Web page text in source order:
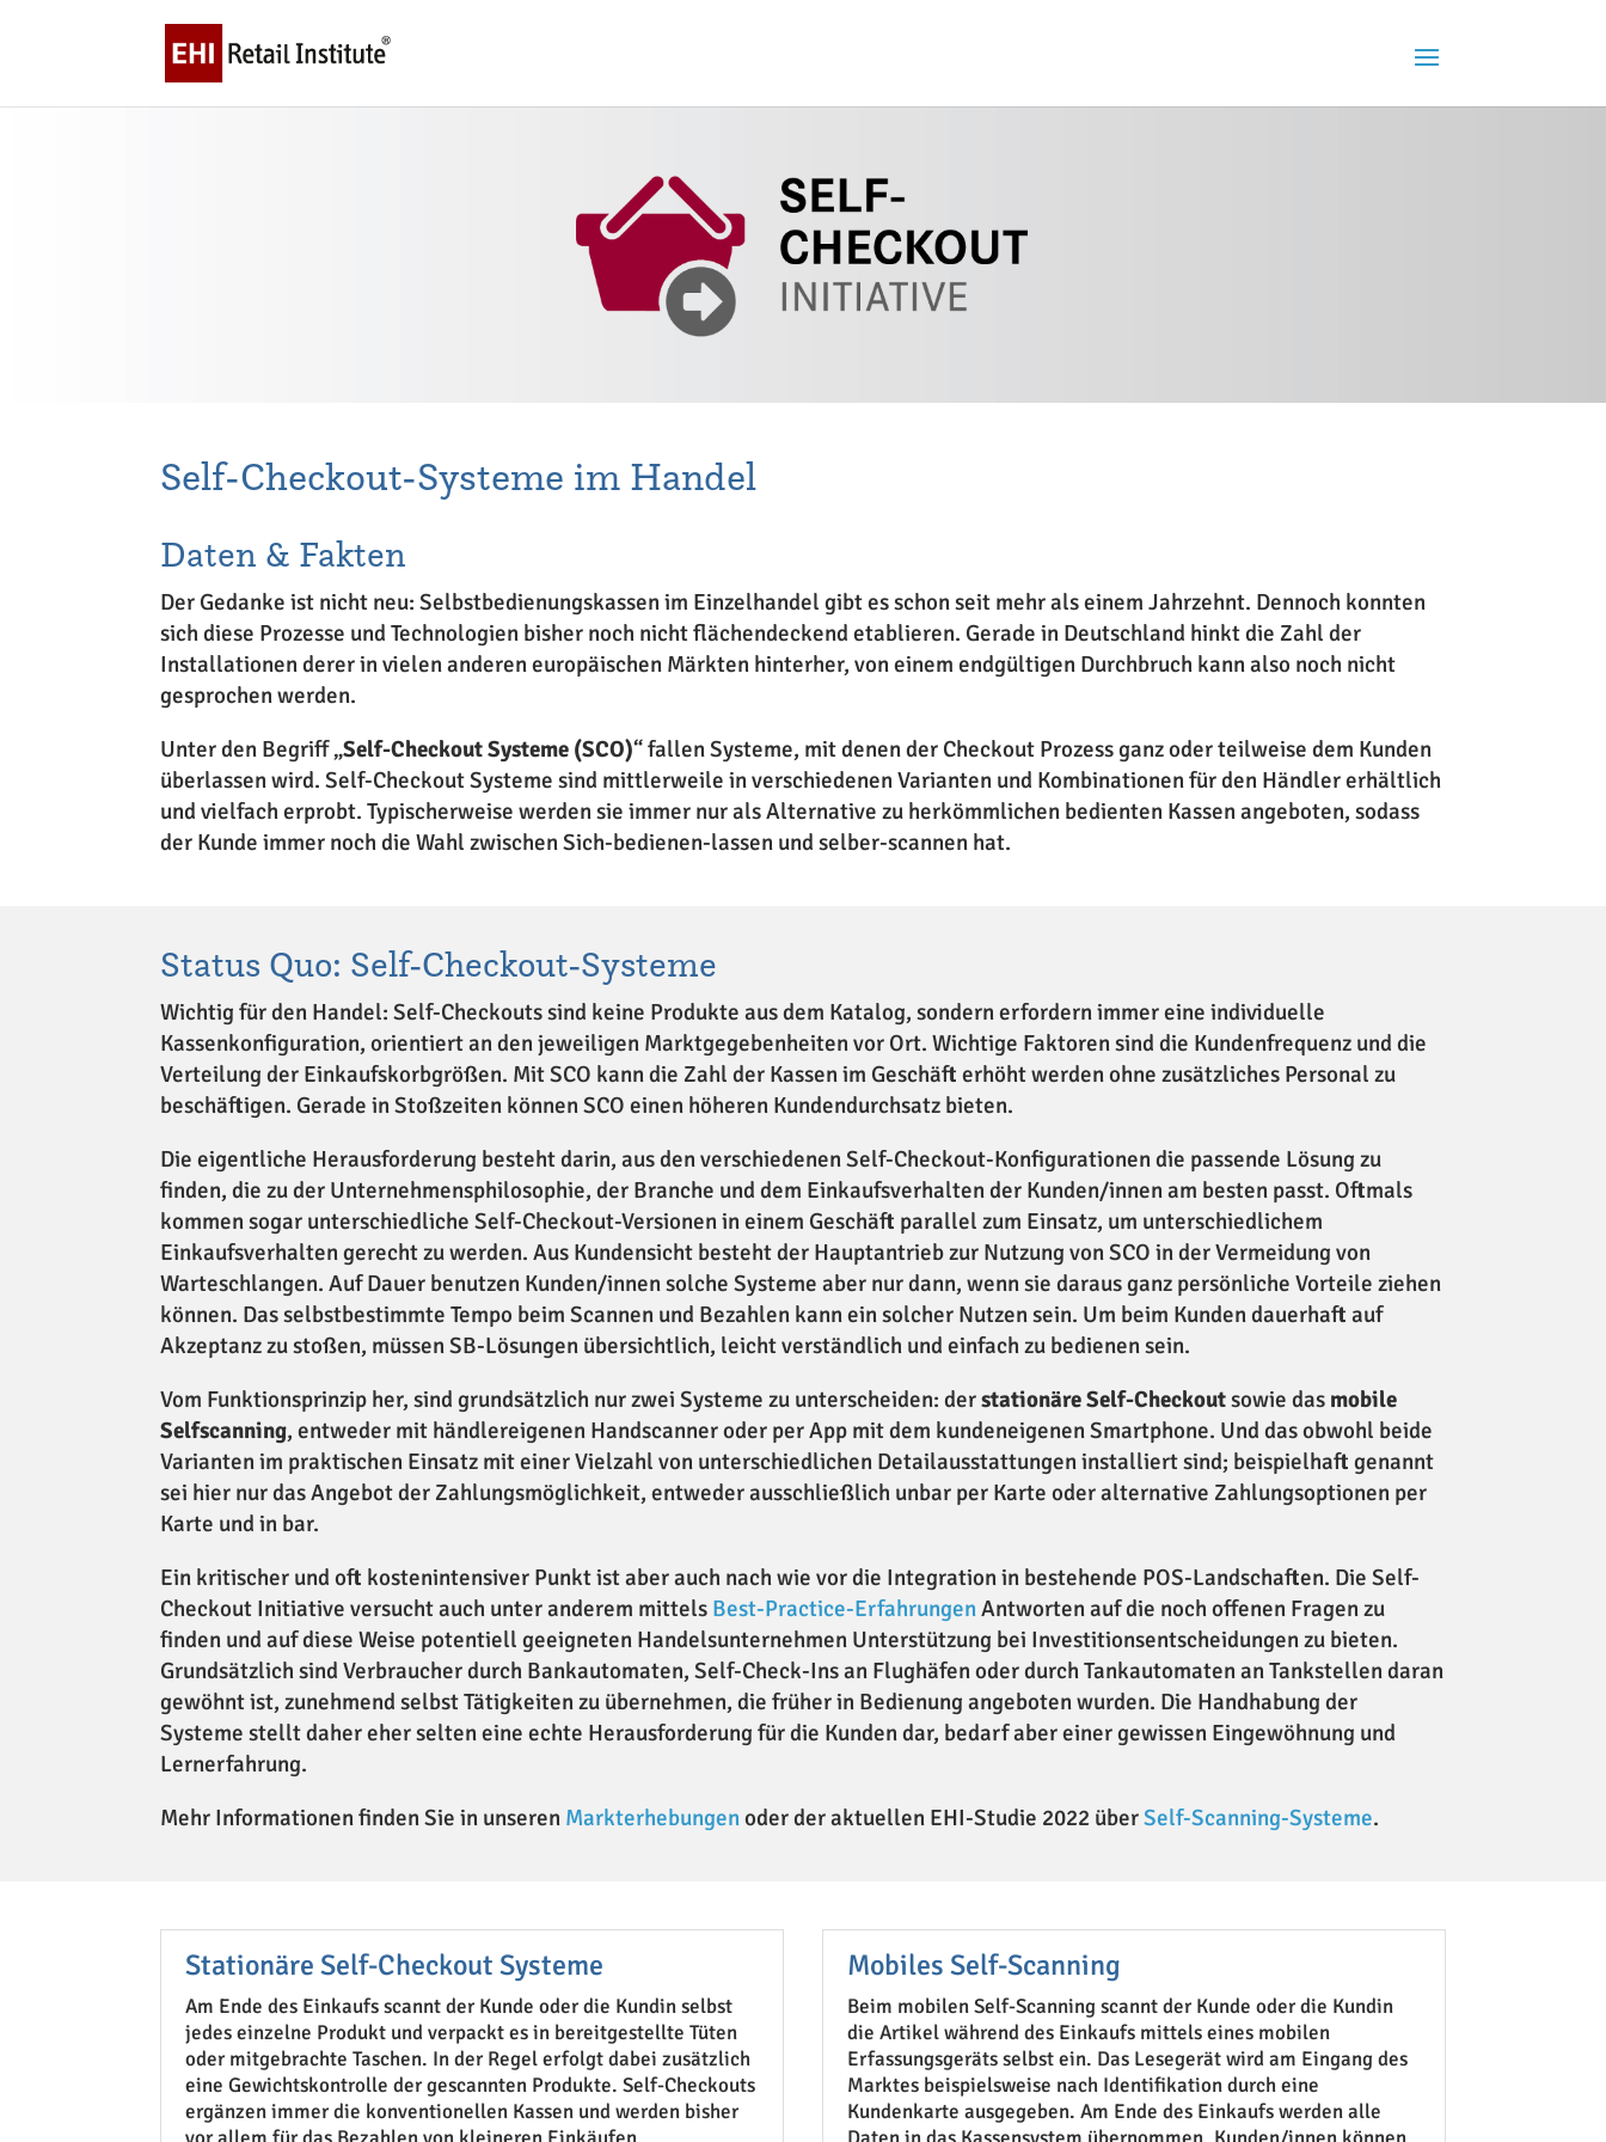
Self-Checkout-Systeme im Handel
Daten & Fakten
Der Gedanke ist nicht neu: Selbstbedienungskassen im Einzelhandel gibt es schon seit mehr als einem Jahrzehnt. Dennoch konnten
sich diese Prozesse und Technologien bisher noch nicht flächendeckend etablieren. Gerade in Deutschland hinkt die Zahl der
Installationen derer in vielen anderen europäischen Märkten hinterher, von einem endgültigen Durchbruch kann also noch nicht
gesprochen werden.
Unter den Begriff „Self-Checkout Systeme (SCO)“ fallen Systeme, mit denen der Checkout Prozess ganz oder teilweise dem Kunden
überlassen wird. Self-Checkout Systeme sind mittlerweile in verschiedenen Varianten und Kombinationen für den Händler erhältlich
und vielfach erprobt. Typischerweise werden sie immer nur als Alternative zu herkömmlichen bedienten Kassen angeboten, sodass
der Kunde immer noch die Wahl zwischen Sich-bedienen-lassen und selber-scannen hat.
Status Quo: Self-Checkout-Systeme
Wichtig für den Handel: Self-Checkouts sind keine Produkte aus dem Katalog, sondern erfordern immer eine individuelle
Kassenkonfiguration, orientiert an den jeweiligen Marktgegebenheiten vor Ort. Wichtige Faktoren sind die Kundenfrequenz und die
Verteilung der Einkaufskorbgrößen. Mit SCO kann die Zahl der Kassen im Geschäft erhöht werden ohne zusätzliches Personal zu
beschäftigen. Gerade in Stoßzeiten können SCO einen höheren Kundendurchsatz bieten.
Die eigentliche Herausforderung besteht darin, aus den verschiedenen Self-Checkout-Konfigurationen die passende Lösung zu
finden, die zu der Unternehmensphilosophie, der Branche und dem Einkaufsverhalten der Kunden/innen am besten passt. Oftmals
kommen sogar unterschiedliche Self-Checkout-Versionen in einem Geschäft parallel zum Einsatz, um unterschiedlichem
Einkaufsverhalten gerecht zu werden. Aus Kundensicht besteht der Hauptantrieb zur Nutzung von SCO in der Vermeidung von
Warteschlangen. Auf Dauer benutzen Kunden/innen solche Systeme aber nur dann, wenn sie daraus ganz persönliche Vorteile ziehen
können. Das selbstbestimmte Tempo beim Scannen und Bezahlen kann ein solcher Nutzen sein. Um beim Kunden dauerhaft auf
Akzeptanz zu stoßen, müssen SB-Lösungen übersichtlich, leicht verständlich und einfach zu bedienen sein.
Vom Funktionsprinzip her, sind grundsätzlich nur zwei Systeme zu unterscheiden: derstationäre Self-Checkoutsowie das mobile
Selfscanning, entweder mit händlereigenen Handscanner oder per App mit dem kundeneigenen Smartphone. Und das obwohl beide
Varianten im praktischen Einsatz mit einer Vielzahl von unterschiedlichen Detailausstattungen installiert sind; beispielhaft genannt
sei hier nur das Angebot der Zahlungsmöglichkeit, entweder ausschließlich unbar per Karte oder alternative Zahlungsoptionen per
Karte und in bar.
Ein kritischer und oft kostenintensiver Punkt ist aber auch nach wie vor die Integration in bestehende POS-Landschaften. Die Self-
Checkout Initiative versucht auch unter anderem mittels Best-Practice-ErfahrungenAntworten auf die noch offenen Fragen zu
finden und auf diese Weise potentiell geeigneten Handelsunternehmen Unterstützung bei Investitionsentscheidungen zu bieten.
Grundsätzlich sind Verbraucher durch Bankautomaten, Self-Check-Ins an Flughäfen oder durch Tankautomaten an Tankstellen daran
gewöhnt ist, zunehmend selbst Tätigkeiten zu übernehmen, die früher in Bedienung angeboten wurden. Die Handhabung der
Systeme stellt daher eher selten eine echte Herausforderung für die Kunden dar, bedarf aber einer gewissen Eingewöhnung und
Lernerfahrung.
Mehr Informationen finden Sie in unseren Markterhebungenoder der aktuellen EHI-Studie 2022 überSelf-Scanning-Systeme.
Stationäre Self-Checkout Systeme
Am Ende des Einkaufs scannt der Kunde oder die Kundin selbst
jedes einzelne Produkt und verpackt es in bereitgestellte Tüten
oder mitgebrachte Taschen. In der Regel erfolgt dabei zusätzlich
eine Gewichtskontrolle der gescannten Produkte. Self-Checkouts
ergänzen immer die konventionellen Kassen und werden bisher
Mobiles Self-Scanning
Beim mobilen Self-Scanning scannt der Kunde oder die Kundin
die Artikel während des Einkaufs mittels eines mobilen
Erfassungsgeräts selbst ein. Das Lesegerät wird am Eingang des
Marktes beispielsweise nach Identifikation durch eine
Kundenkarte ausgegeben. Am Ende des Einkaufs werden alle